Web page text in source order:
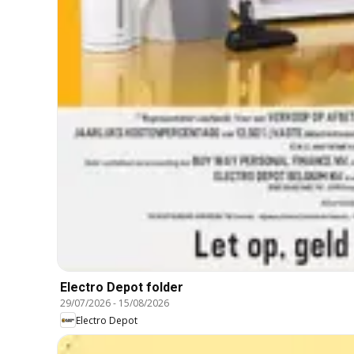
Electro Depot folder
29/07/2026- 15/08/2026
Electro Depot